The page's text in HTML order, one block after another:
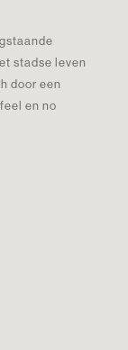
stadse leven
door een
en no